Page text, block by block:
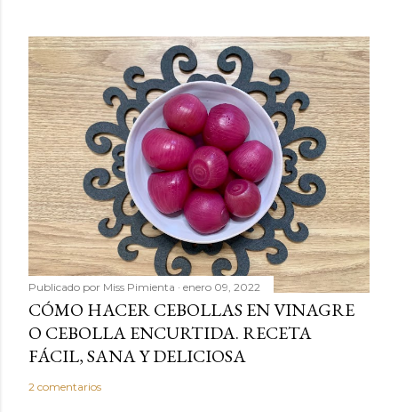
Publicado por Miss Pimienta enero 09, 2022
CÓMO HACER CEBOLLAS EN VINAGRE
O CEBOLLA ENCURTIDA. RECETA
FÁCIL, SANA Y DELICIOSA
2 comentarios